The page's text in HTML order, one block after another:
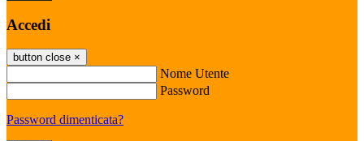
Accedi
button close ×
Nome Utente
Password
Password dimenticata?